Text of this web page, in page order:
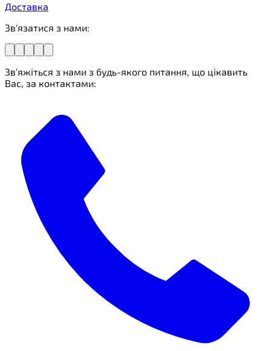
Доставка
Зв'язатися з нами:
Зв'яжіться з нами з будь-якого питання, що цікавить
Вас, за контактами: